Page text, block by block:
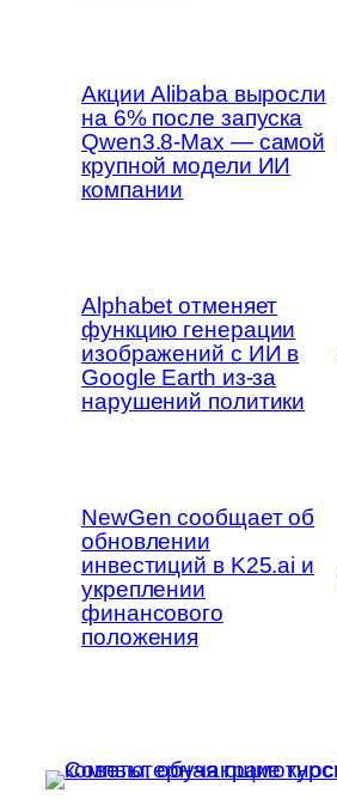
Акции Alibaba выросли
на 6% после запуска
Qwen3.8-Max — самой
крупной модели ИИ
компании
Alphabet отменяет
функцию генерации
изображений с ИИ в
Google Earth из-за
нарушений политики
NewGen сообщает об
обновлении
инвестиций в K25.ai и
укреплении
финансового
положения